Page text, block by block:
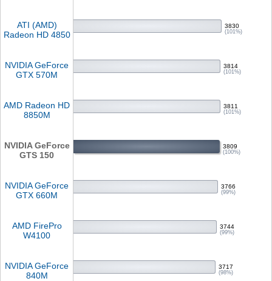
ATI (AMD)
Radeon HD 4850
3830
(101%)
NVIDIA GeForce
GTX 570M
3814
(101%)
AMD Radeon HD
8850M
3811
(101%)
NVIDIA GeForce
GTS 150
3809
(100%)
NVIDIA GeForce
GTX 660M
3766
(99%)
AMD FirePro
W4100
3744
(99%)
NVIDIA GeForce
840M
3717
(98%)